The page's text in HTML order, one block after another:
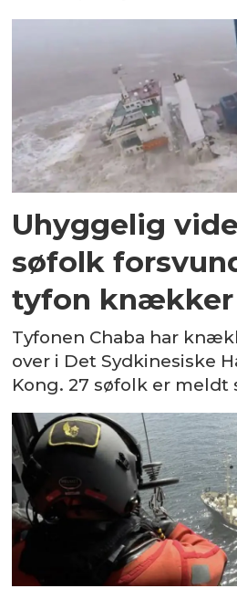
Uhyggelig
søfolk
tyfon
Tyfonen Chaba har
over i Det Sydkinesiske
Kong. 27 søfolk er meldt